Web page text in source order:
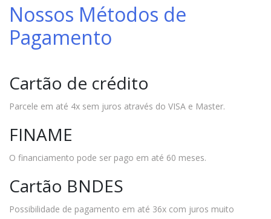
Nossos Métodos de
Pagamento
Cartão de crédito
Parcele em até 4x sem juros através do VISA e Master.
FINAME
O financiamento pode ser pago em até 60 meses.
Cartão BNDES
Possibilidade de pagamento em até 36x com juros muito